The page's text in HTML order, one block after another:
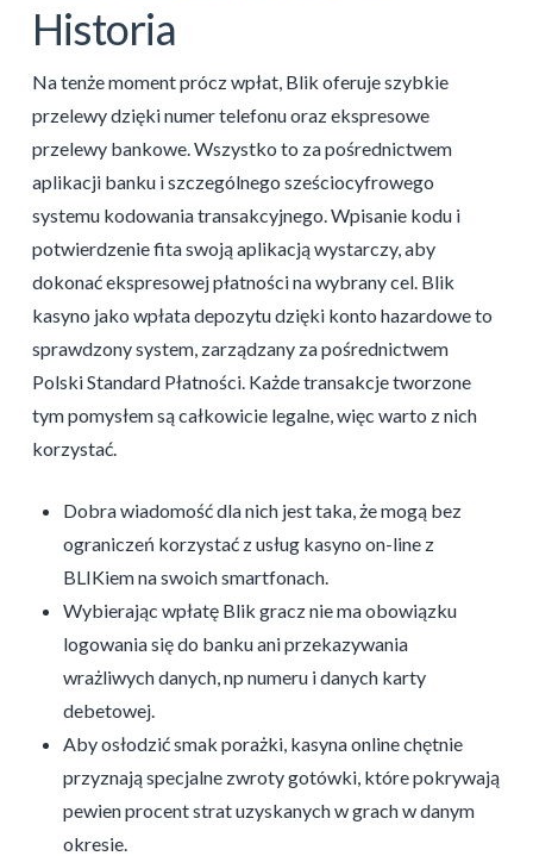
Historia
Na tenże moment prócz wpłat, Blik oferuje szybkie
przelewy dzięki numer telefonu oraz ekspresowe
przelewy bankowe. Wszystko to za pośrednictwem
aplikacji banku i szczególnego sześciocyfrowego
systemu kodowania transakcyjnego. Wpisanie kodu i
potwierdzenie fita swoją aplikacją wystarczy, aby
dokonać ekspresowej płatności na wybrany cel. Blik
kasyno jako wpłata depozytu dzięki konto hazardowe to
sprawdzony system, zarządzany za pośrednictwem
Polski Standard Płatności. Każde transakcje tworzone
tym pomysłem są całkowicie legalne, więc warto z nich
korzystać.
Dobra wiadomość dla nich jest taka, że mogą bez
ograniczeń korzystać z usług kasyno on-line z
BLIKiem na swoich smartfonach.
Wybierając wpłatę Blik gracz nie ma obowiązku
logowania się do banku ani przekazywania
wrażliwych danych, np numeru i danych karty
debetowej.
Aby osłodzić smak porażki, kasyna online chętnie
przyznają specjalne zwroty gotówki, które pokrywają
pewien procent strat uzyskanych w grach w danym
okresie.